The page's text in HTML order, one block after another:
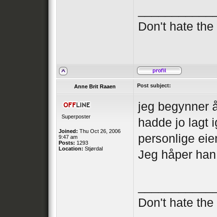
Don't hate
Anne Brit Raaen Post subject:
Superposter
Joined: Thu Oct 26, 2006
9:47 am
Posts: 1293
Location: Stjørdal
jeg begynner
hadde jo lagt
personlige
Jeg håper
Don't hate